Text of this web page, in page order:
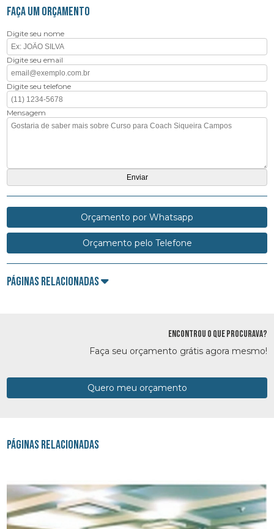
FAÇA UM ORÇAMENTO
Digite seu nome
Digite seu email
Digite seu telefone
Mensagem
Orçamento por Whatsapp
Orçamento pelo Telefone
Páginas Relacionadas
ENCONTROU O QUE PROCURAVA?
Faça seu orçamento grátis agora mesmo!
Quero meu orçamento
Páginas Relacionadas